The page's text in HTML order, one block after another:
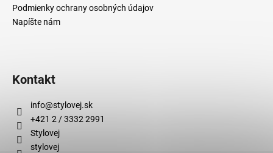
Podmienky ochrany osobných údajov
Napíšte nám
Kontakt
info@stylovej.sk
+421 2 / 3332 2991
Stylovej
stylovej